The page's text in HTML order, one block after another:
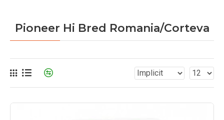
Pioneer Hi Bred Romania/Corteva